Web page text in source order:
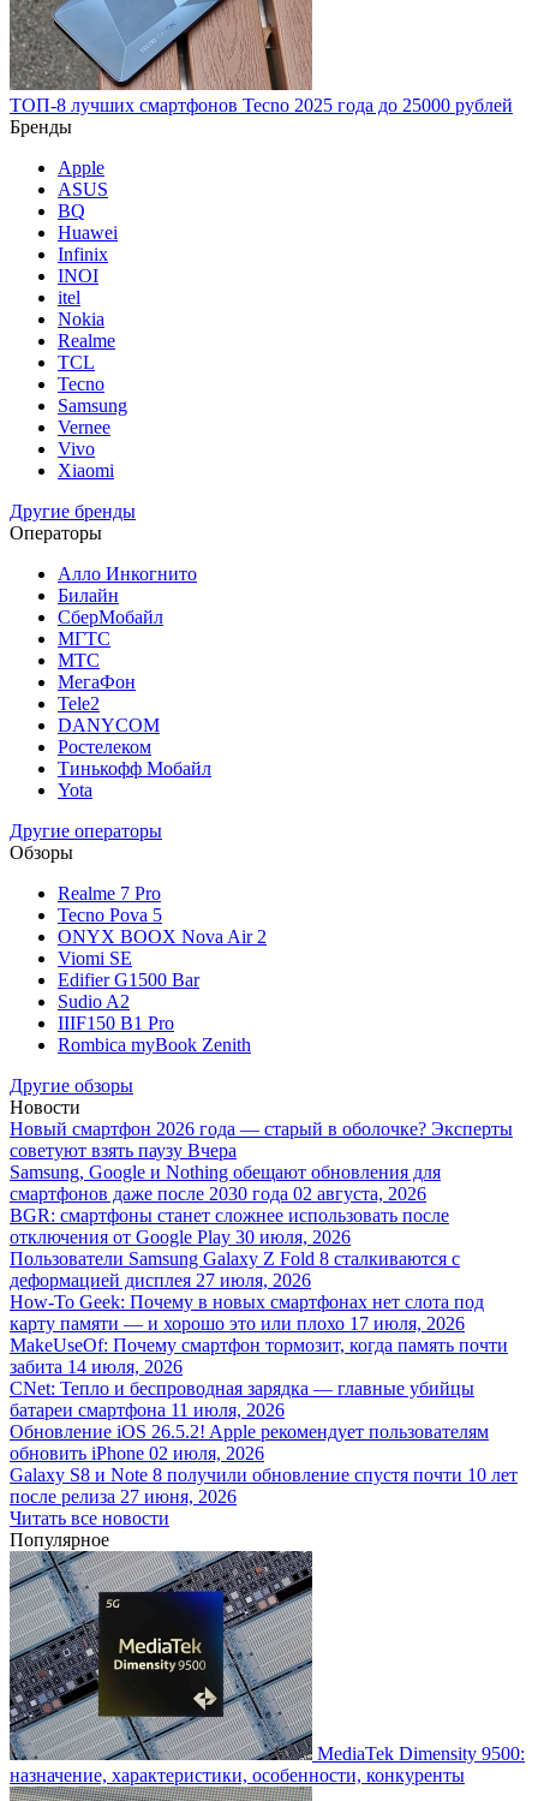
ТОП-8 лучших смартфонов Tecno 2025 года до 25000 рублей
Бренды
Apple
ASUS
BQ
Huawei
Infinix
INOI
itel
Nokia
Realme
TCL
Tecno
Samsung
Vernee
Vivo
Xiaomi
Другие бренды
Операторы
Алло Инкогнито
Билайн
СберМобайл
МГТС
МТС
МегаФон
Tele2
DANYCOM
Ростелеком
Тинькофф Мобайл
Yota
Другие операторы
Обзоры
Realme 7 Pro
Tecno Pova 5
ONYX BOOX Nova Air 2
Viomi SE
Edifier G1500 Bar
Sudio A2
IIIF150 B1 Pro
Rombica myBook Zenith
Другие обзоры
Новости
Новый смартфон 2026 года — старый в оболочке? Эксперты
советуют взять паузу Вчера
Samsung, Google и Nothing обещают обновления для
смартфонов даже после 2030 года 02 августа, 2026
BGR: смартфоны станет сложнее использовать после
отключения от Google Play 30 июля, 2026
Пользователи Samsung Galaxy Z Fold 8 сталкиваются с
деформацией дисплея 27 июля, 2026
How-To Geek: Почему в новых смартфонах нет слота под
карту памяти — и хорошо это или плохо 17 июля, 2026
MakeUseOf: Почему смартфон тормозит, когда память почти
забита 14 июля, 2026
CNet: Тепло и беспроводная зарядка — главные убийцы
батареи смартфона 11 июля, 2026
Обновление iOS 26.5.2! Apple рекомендует пользователям
обновить iPhone 02 июля, 2026
Galaxy S8 и Note 8 получили обновление спустя почти 10 лет
после релиза 27 июня, 2026
Читать все новости
Популярное
MediaTek Dimensity 9500:
назначение, характеристики, особенности, конкуренты